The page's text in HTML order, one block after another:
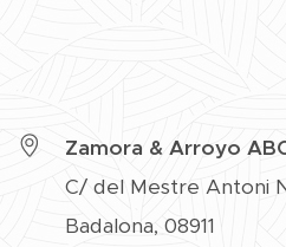
Zamora & Arroyo
C/ del Mestre Antoni
Badalona, 08911